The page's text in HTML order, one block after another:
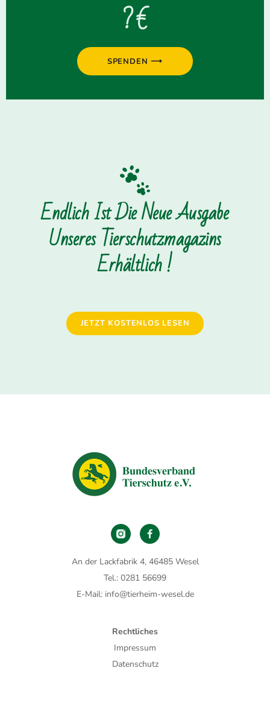
? €
SPENDEN ⟶
Endlich Ist Die Neue Ausgabe
Unseres Tierschutzmagazins
Erhältlich !
JETZT KOSTENLOS LESEN
An der Lackfabrik 4, 46485 Wesel
Tel.: 0281 56699
E-Mail: info@tierheim-wesel.de
Rechtliches
Impressum
Datenschutz